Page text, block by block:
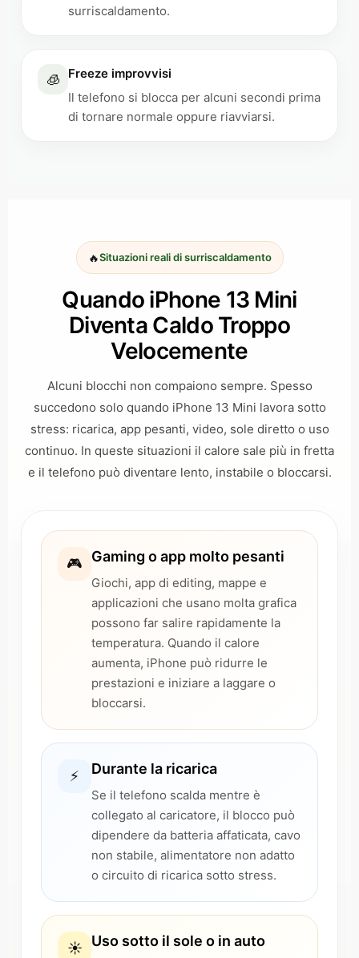
surriscaldamento.
🧊
Freeze improvvisi
Il telefono si blocca per alcuni secondi prima
di tornare normale oppure riavviarsi.
🔥Situazioni reali di surriscaldamento
Quando iPhone 13 Mini
Diventa Caldo Troppo
Velocemente
Alcuni blocchi non compaiono sempre. Spesso
succedono solo quando iPhone 13 Mini lavora sotto
stress: ricarica, app pesanti, video, sole diretto o uso
continuo. In queste situazioni il calore sale più in fretta
e il telefono può diventare lento, instabile o bloccarsi.
🎮 Gaming o app molto pesanti
Giochi, app di editing, mappe e
applicazioni che usano molta grafica
possono far salire rapidamente la
temperatura. Quando il calore
aumenta, iPhone può ridurre le
prestazioni e iniziare a laggare o
bloccarsi.
⚡ Durante la ricarica
Se il telefono scalda mentre è
collegato al caricatore, il blocco può
dipendere da batteria affaticata, cavo
non stabile, alimentatore non adatto
o circuito di ricarica sotto stress.
☀️ Uso sotto il sole o in auto